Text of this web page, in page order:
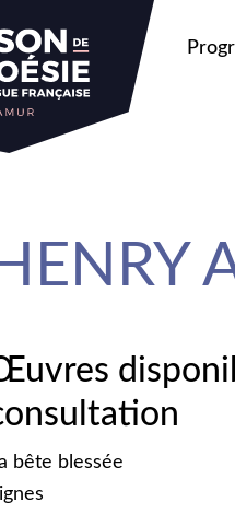
HENRY
bête blessée